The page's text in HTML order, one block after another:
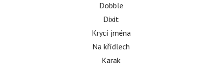
Dobble
Dixit
Krycí jména
Na křídlech
Karak